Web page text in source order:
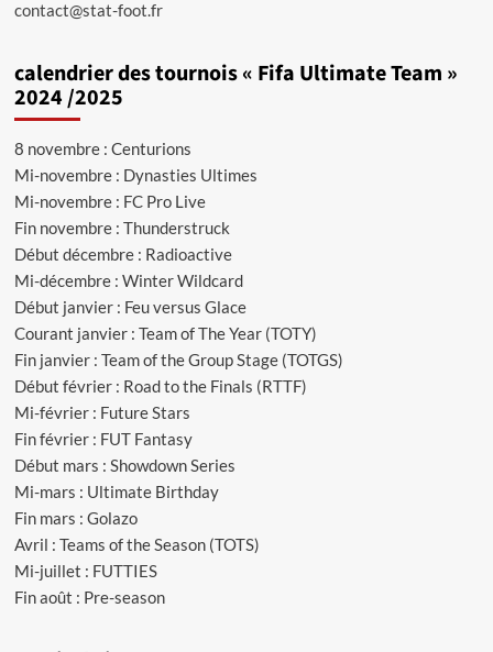
contact@stat-foot.fr
calendrier des tournois « Fifa Ultimate Team »
2024 /2025
8 novembre : Centurions
Mi-novembre : Dynasties Ultimes
Mi-novembre : FC Pro Live
Fin novembre : Thunderstruck
Début décembre : Radioactive
Mi-décembre : Winter Wildcard
Début janvier : Feu versus Glace
Courant janvier : Team of The Year (TOTY)
Fin janvier : Team of the Group Stage (TOTGS)
Début février : Road to the Finals (RTTF)
Mi-février : Future Stars
Fin février : FUT Fantasy
Début mars : Showdown Series
Mi-mars : Ultimate Birthday
Fin mars : Golazo
Avril : Teams of the Season (TOTS)
Mi-juillet : FUTTIES
Fin août : Pre-season